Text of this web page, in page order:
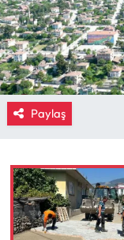
Paylaş
Ekonomi
Güncel
İskilip
Kimdir?
Kültür Sanat